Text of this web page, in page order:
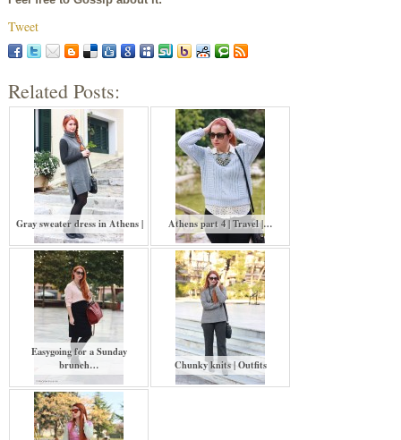
Tweet
Related Posts:
Gray sweater dress in Athens | Athens part 4 | Travel |…
Easygoing for a Sunday
brunch…
Chunky knits | Outfits